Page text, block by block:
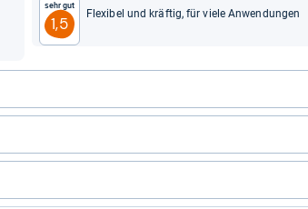
Sehr gut
1,5
Fle­xi­bel und kräf­tig, für viele Anwen­dun­gen